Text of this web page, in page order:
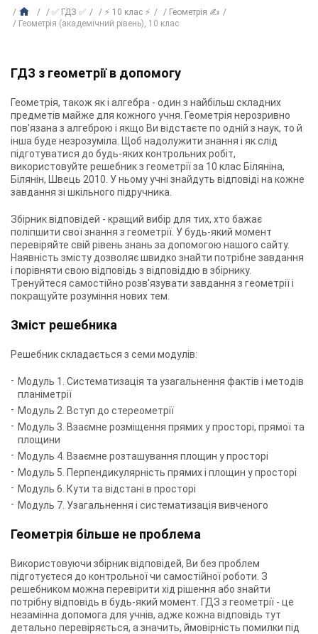
✅ ГДЗ ✅ ⚡ 10 клас ⚡
Геометрія ✍
Геометрія (академічний рівень), 10 клас
ГДЗ з геометрії в допомогу
Геометрія, також як і алгебра - один з найбільш складних
предметів майже для кожного учня. Геометрія нерозривно
пов'язана з алгеброю і якщо Ви відстаєте по одній з наук, то й
інша буде незрозуміла. Щоб надолужити знання і як слід
підготуватися до будь-яких контрольних робіт,
використовуйте решебник з геометрії за 10 клас Біляніна,
Білянін, Швець 2010 . У ньому учні знайдуть відповіді на кожне
завдання зі шкільного підручника.
Збірник відповідей - кращий вибір для тих, хто бажає
поліпшити свої знання з геометрії. У будь-який момент
перевіряйте свій рівень знань за допомогою нашого сайту.
Наявність змісту дозволяє швидко знайти потрібне завдання
і порівняти свою відповідь з відповіддю в збірнику.
Тренуйтеся самостійно розв'язувати завдання з геометрії і
покращуйте розуміння нових тем.
Зміст решебника
Решебник складається з семи модулів:
Модуль 1. Систематизація та узагальнення фактів і методів
планіметрії
Модуль 2. Вступ до стереометрії
Модуль 3. Взаємне розміщення прямих у просторі, прямої та
площини
Модуль 4. Взаємне розташування площин у просторі
Модуль 5. Перпендикулярність прямих і площин у просторі
Модуль 6. Кути та відстані в просторі
Модуль 7. Узагальнення і систематизація вивченого
Геометрія більше не проблема
Використовуючи збірник відповідей, Ви без проблем
підготуєтеся до контрольної чи самостійної роботи. З
решебником можна перевірити хід рішення або знайти
потрібну відповідь в будь-який момент. ГДЗ з геометрії - це
незамінна допомога для учнів, адже кожна відповідь тут
детально перевіряється, а значить, ймовірність помилки під